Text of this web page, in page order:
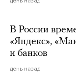
В России
«Яндекс»,
и банков
день назад